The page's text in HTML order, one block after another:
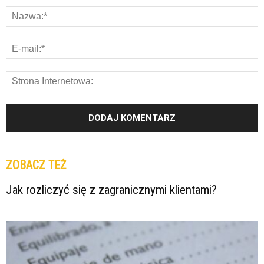
ZOBACZ TEŻ
Jak rozliczyć się z zagranicznymi klientami?